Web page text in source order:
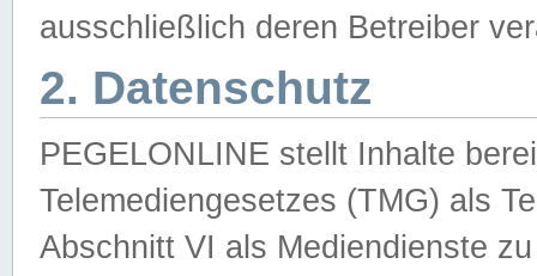
ausschließlich deren Betreiber
2. Datenschutz
PEGELONLINE stellt Inhalte
Telemediengesetzes (TMG) als
Abschnitt VI als Mediendienste